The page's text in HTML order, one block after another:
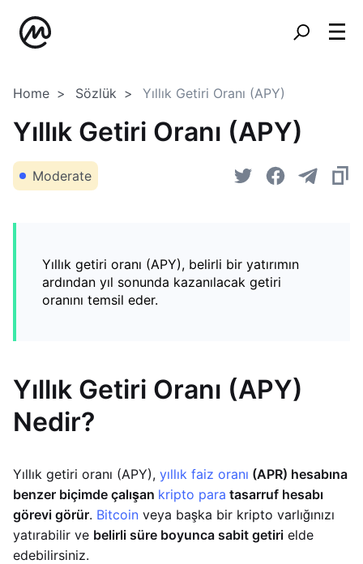
Home Sözlük Yıllık Getiri Oranı (APY)
Yıllık Getiri Oranı (APY)
Moderate
Yıllık getiri oranı (APY), belirli bir yatırımın
ardından yıl sonunda kazanılacak getiri
oranını temsil eder.
Yıllık Getiri Oranı (APY)
Nedir?
Yıllık getiri oranı (APY), yıllık faiz oranı (APR) hesabına
benzer biçimde çalışan kripto para tasarruf hesabı
görevi görür. Bitcoin veya başka bir kripto varlığınızı
yatırabilir ve belirli süre boyunca sabit getiri elde
edebilirsiniz.